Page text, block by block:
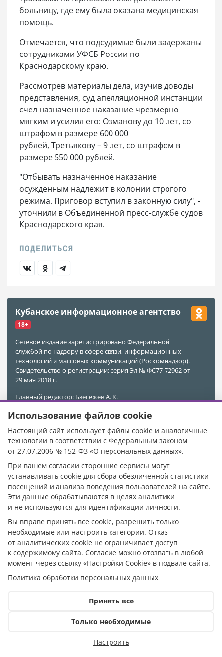
больницу, где ему была оказана медицинская
помощь.
Отмечается, что подсудимые были задержаны
сотрудниками УФСБ России по
Краснодарскому краю.
Рассмотрев материалы дела, изучив доводы
представления, суд апелляционной инстанции
счел назначенное наказание чрезмерно
мягким и усилил его: Озманову до 10 лет, со
штрафом в размере 600 000
рублей, Третьякову – 9 лет, со штрафом в
размере 550 000 рублей.
"Отбывать назначенное наказание
осужденным надлежит в колонии строгого
режима. Приговор вступил в законную силу", -
уточнили в Объединенной пресс-службе судов
Краснодарского края.
Кубанское информационное агентство
18+
Сетевое издание зарегистрировано Федеральной
службой по надзору в сфере связи, информационных
технологий и массовых коммуникаций (Роскомнадзор).
Свидетельство о регистрации: серия Эл № ФС77-72962 от
29 мая 2018 г.
Главный редактор: Бзегежев А. К.
Адрес редакции: 385011, Республика Адыгея, г. Майкоп,
Электронная почта редакции:kubinfo@bk.ru
Телефон редакции:+7 988 478-05-89
Телефон/Факс редакции:+7 (8772) 555-969
При цитировании материалов ссылка на источник
обязательна.
Исключительные права на материалы, размещённые в
сетевом издании https://кубанское.рф/, в соответствии с
результатов интеллектуальной деятельности
принадлежат ООО «АиФ - Адыгея».
Допускается цитирование материалов без получения
предварительного согласия с редакцией сетевого
обязательной ссылки на https://кубанское.рф/. Для
открытой для поисковых систем гиперссылки на
преследуется по закону.
Использование файлов cookie
Настоящий сайт использует файлы cookie и аналогичные
технологии в соответствии с Федеральным законом
от 27.07.2006 № 152-ФЗ «О персональных данных».
При вашем согласии сторонние сервисы могут
устанавливать cookie для сбора обезличенной статистики
посещений и анализа поведения пользователей на сайте.
Эти данные обрабатываются в целях аналитики
и не используются для идентификации личности.
Вы вправе принять все cookie, разрешить только
необходимые или настроить категории. Отказ
от аналитических cookie не ограничивает доступ
к содержимому сайта. Согласие можно отозвать в любой
момент через ссылку «Настройки Cookie» в подвале сайта.
Политика обработки персональных данных
Принять все
Только необходимые
Настроить